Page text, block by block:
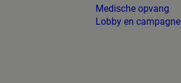
Medische opvang
Lobby en campagne